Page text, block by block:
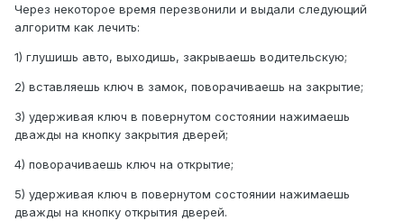
Через некоторое время перезвонили и выдали следующий
алгоритм как лечить:
1) глушишь авто, выходишь, закрываешь водительскую;
2) вставляешь ключ в замок, поворачиваешь на закрытие;
3) удерживая ключ в повернутом состоянии нажимаешь
дважды на кнопку закрытия дверей;
4) поворачиваешь ключ на открытие;
5) удерживая ключ в повернутом состоянии нажимаешь
дважды на кнопку открытия дверей.